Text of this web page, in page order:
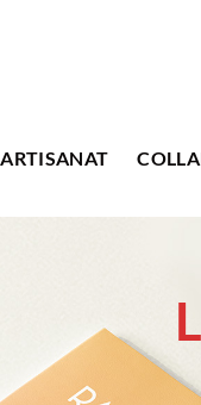
ARTISANAT